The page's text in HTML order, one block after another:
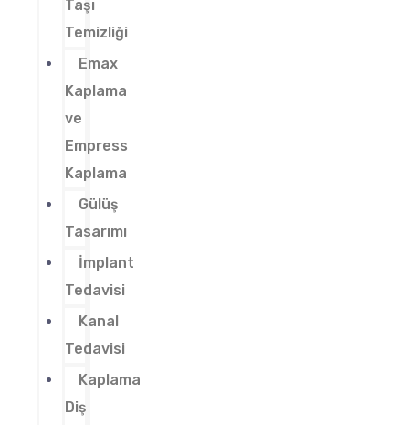
Taşı
Temizliği
Emax
Kaplama
ve
Empress
Kaplama
Gülüş
Tasarımı
İmplant
Tedavisi
Kanal
Tedavisi
Kaplama
Diş